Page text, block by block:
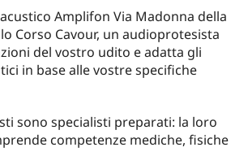
Amplifon Via Madonna della
Corso Cavour, un audioprotesista
del vostro udito e adatta gli
in base alle vostre specifiche
sono specialisti preparati: la loro
competenze mediche, fisiche